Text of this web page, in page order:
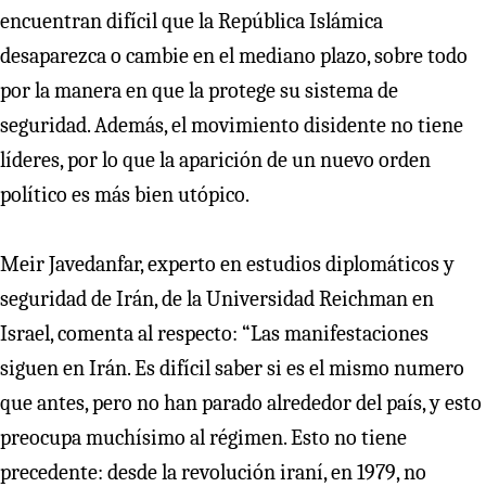
encuentran difícil que la República Islámica
desaparezca o cambie en el mediano plazo, sobre todo
por la manera en que la protege su sistema de
seguridad. Además, el movimiento disidente no tiene
líderes, por lo que la aparición de un nuevo orden
político es más bien utópico.
Meir Javedanfar, experto en estudios diplomáticos y
seguridad de Irán, de la Universidad Reichman en
Israel, comenta al respecto: “Las manifestaciones
siguen en Irán. Es difícil saber si es el mismo numero
que antes, pero no han parado alrededor del país, y esto
preocupa muchísimo al régimen. Esto no tiene
precedente: desde la revolución iraní, en 1979, no